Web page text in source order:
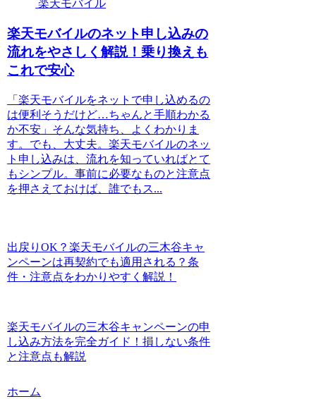
楽天モバイル
楽天モバイルのネット申し込みの
流れをやさしく解説！乗り換えも
これで安心
「楽天モバイルをネットで申し込めるの
は便利そうだけど…ちゃんと手順わかる
か不安」そんな気持ち、よくわかりま
す。でも、大丈夫。楽天モバイルのネッ
ト申し込みは、流れを知っていればとて
もシンプル。事前に必要なものと注意点
を押さえておけば、誰でもス...
出戻りOK？楽天モバイルの三木谷キャ
ンペーンは再契約でも適用される？条
件・注意点をわかりやすく解説！
楽天モバイルの三木谷キャンペーンの申
し込み方法を完全ガイド！損しない条件
と注意点も解説
ホーム